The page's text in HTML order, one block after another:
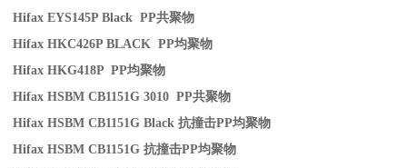
Hifax EYS145P Black PP共聚物
Hifax HKC426P BLACK PP均聚物
Hifax HKG418P PP均聚物
Hifax HSBM CB1151G 3010 PP共聚物
Hifax HSBM CB1151G Black抗撞击PP均聚物
Hifax HSBM CB1151G抗撞击PP均聚物